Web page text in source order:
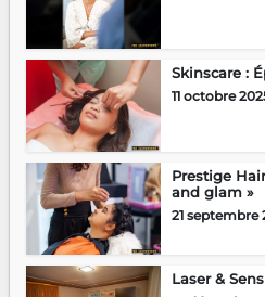
Skinscare :
11 octobre
Prestige
and glam »
21 septembre
Laser &